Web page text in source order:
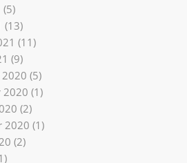
(5)
(13)
(11)
(9)
2020 (5)
2020 (1)
(2)
2020 (1)
(2)